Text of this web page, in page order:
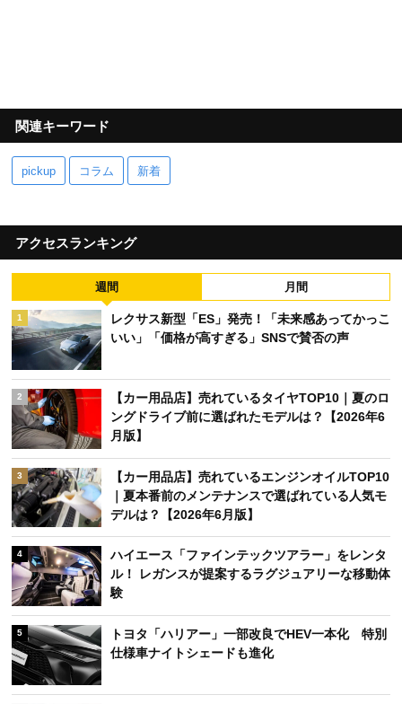
関連キーワード
pickup コラム 新着
アクセスランキング
週間 月間
1
レクサス新型「ES」発売！「未来感あってかっこ
いい」「価格が高すぎる」SNSで賛否の声
2
【カー用品店】売れているタイヤTOP10｜夏のロ
ングドライブ前に選ばれたモデルは？【2026年6
月版】
3
【カー用品店】売れているエンジンオイルTOP10
｜夏本番前のメンテナンスで選ばれている人気モ
デルは？【2026年6月版】
4
ハイエース「ファインテックツアラー」をレンタ
ル！ レガンスが提案するラグジュアリーな移動体
験
5
トヨタ「ハリアー」一部改良でHEV一本化 特別
仕様車ナイトシェードも進化